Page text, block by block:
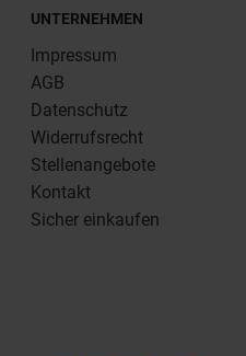
UNTERNEHMEN
Impressum
AGB
Datenschutz
Widerrufsrecht
Stellenangebote
Kontakt
Sicher einkaufen